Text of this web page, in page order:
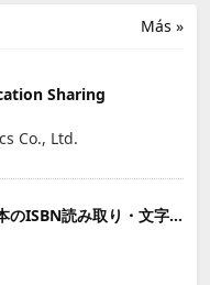
Más »
Sharing
Co., Ltd.
ISBNマネージャー(本のISBN読み取り・文字認識)